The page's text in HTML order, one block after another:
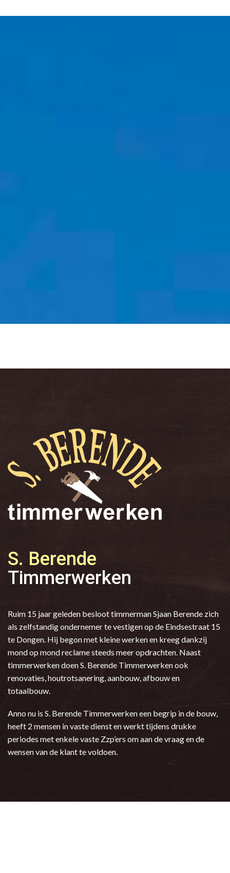
S. Berende
Timmerwerken
Ruim 15 jaar geleden besloot timmerman Sjaan Berende zich
als zelfstandig ondernemer te vestigen op de Eindsestraat 15
te Dongen. Hij begon met kleine werken en kreeg dankzij
mond op mond reclame steeds meer opdrachten. Naast
timmerwerken doen S. Berende Timmerwerken ook
renovaties, houtrotsanering, aanbouw, afbouw en
totaalbouw.
Anno nu is S. Berende Timmerwerken een begrip in de bouw,
heeft 2 mensen in vaste dienst en werkt tijdens drukke
periodes met enkele vaste Zzp’ers om aan de vraag en de
wensen van de klant te voldoen.